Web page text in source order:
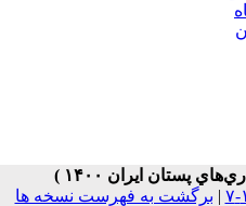
|برگشت به فهرست نسخه ها